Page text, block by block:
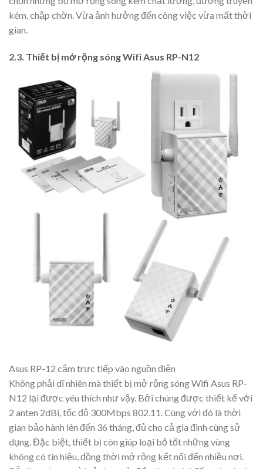
kém, chập chờn. Vừa ảnh hưởng đến công việc vừa mất thời
gian.
2.3. Thiết bị mở rộng sóng Wifi Asus RP-N12
Asus RP-12 cắm trực tiếp vào nguồn điện
Không phải dĩ nhiên mà thiết bị mở rộng sóng Wifi Asus RP-
N12 lại được yêu thích như vậy. Bởi chúng được thiết kế với
2 anten 2dBi, tốc độ 300Mbps 802.11. Cùng với đó là thời
gian bảo hành lên đến 36 tháng, đủ cho cả gia đình cùng sử
dụng. Đặc biệt, thiết bị còn giúp loại bỏ tốt những vùng
không có tín hiệu, đồng thời mở rộng kết nối đến nhiều nơi.